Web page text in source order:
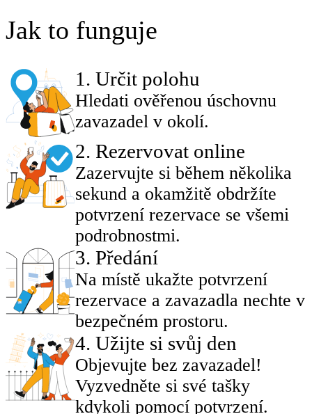
Jak to funguje
1 . Určit polohu
Hledati ověřenou úschovnu
zavazadel v okolí.
2. Rezervovat online
Zazervujte si během několika
sekund a okamžitě obdržíte
potvrzení rezervace se všemi
podrobnostmi.
3. Předání
Na místě ukažte potvrzení
rezervace a zavazadla nechte v
bezpečném prostoru.
4. Užijte si svůj den
Objevujte bez zavazadel!
Vyzvedněte si své tašky
kdykoli pomocí potvrzení.